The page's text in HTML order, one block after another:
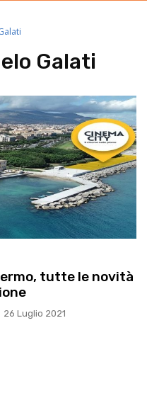
Galati
tutte le novità
26 Luglio 2021